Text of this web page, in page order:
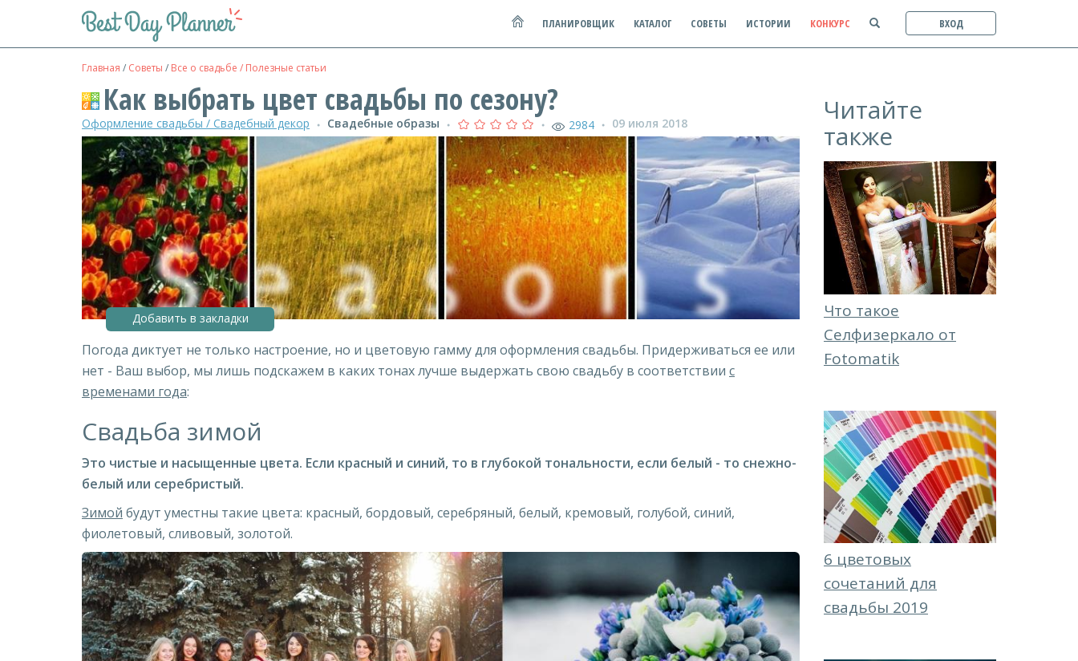
ПЛАНИРОВЩИК КАТАЛОГ СОВЕТЫ ИСТОРИИ КОНКУРС ВХОД
Главная / Советы / Все о свадьбе / Полезные статьи
Как выбрать цвет свадьбы по сезону?
Оформление свадьбы / Свадебный декор ● Свадебные образы ● ● 2984 ● 09 июля 2018
Добавить в закладки
Погода диктует не только настроение, но и цветовую гамму для оформления свадьбы. Придерживаться ее или
нет - Ваш выбор, мы лишь подскажем в каких тонах лучше выдержать свою свадьбу в соответствии с
временами года:
Свадьба зимой
Это чистые и насыщенные цвета. Если красный и синий, то в глубокой тональности, если белый - то снежно-
белый или серебристый.
Зимой будут уместны такие цвета: красный, бордовый, серебряный, белый, кремовый, голубой, синий,
фиолетовый, сливовый, золотой.
Читайте
также
Что такое
Селфизеркало от
Fotomatik
6 цветовых
сочетаний для
свадьбы 2019